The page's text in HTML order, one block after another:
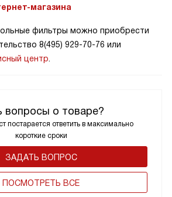
вопросы о товаре?
постарается ответить в максимально
короткие сроки
ЗАДАТЬ ВОПРОС
ПОCМОТРЕТЬ ВСЕ
магазина
фильтры можно приобрести
8(495) 929-70-76 или
центр